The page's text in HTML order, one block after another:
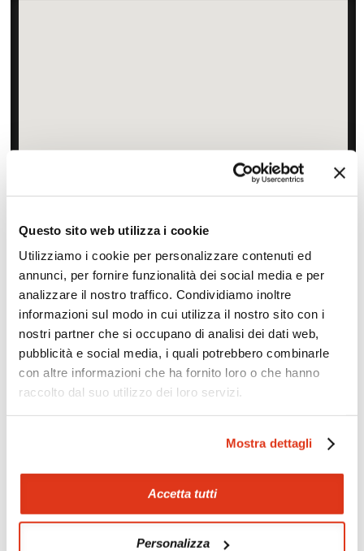
Questo sito web utilizza i cookie
Utilizziamo i cookie per personalizzare contenuti ed
annunci, per fornire funzionalità dei social media e per
analizzare il nostro traffico. Condividiamo inoltre
informazioni sul modo in cui utilizza il nostro sito con i
nostri partner che si occupano di analisi dei dati web,
pubblicità e social media, i quali potrebbero combinarle
con altre informazioni che ha fornito loro o che hanno
raccolto dal suo utilizzo dei loro servizi.
Mostra dettagli
Accetta tutti
Personalizza
Offerte
Quotazioni di alcune proposte di viaggio, modificabili su
Scopri i prezzi »
Da non perdere in Indonesia
Soggiorni balneari
Etnoturismo
Soggiorni benessere
Rafting